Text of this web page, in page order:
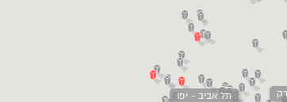
תל אביב - יפו